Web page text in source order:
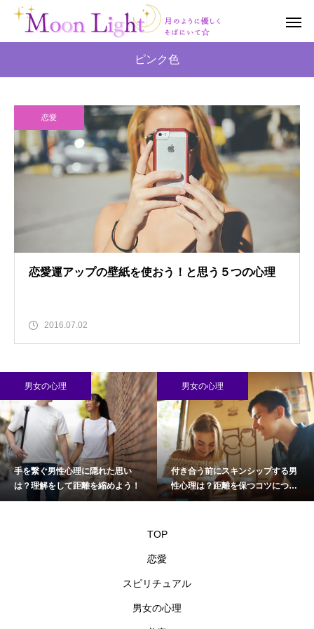
ピンク色
恋愛
恋愛運アップの壁紙を使おう！と思う５つの心理
2016.07.02
男女の心理
手を繋ぐ男性心理に隠れた思い
は？理解をして距離を縮めよう！
男女の心理
付き合う前にスキンシップする男
性心理は？距離を保つコツについ
て
TOP
恋愛
スピリチュアル
男女の心理